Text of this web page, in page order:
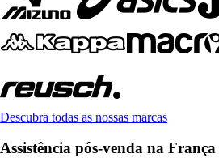
Descubra todas as nossas marcas
Assistência pós-venda na França